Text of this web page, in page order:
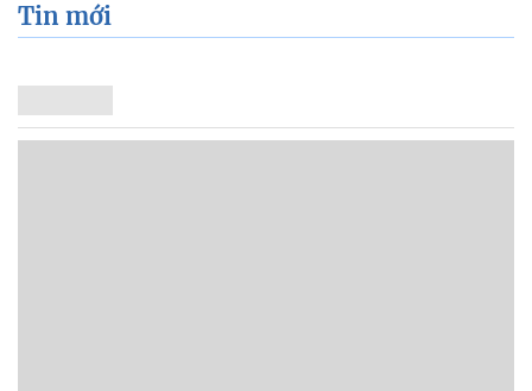
Tin mới